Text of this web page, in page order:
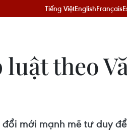
Tiếng ViệtEnglishFrançais
theo
mới mạnh mẽ tư duy